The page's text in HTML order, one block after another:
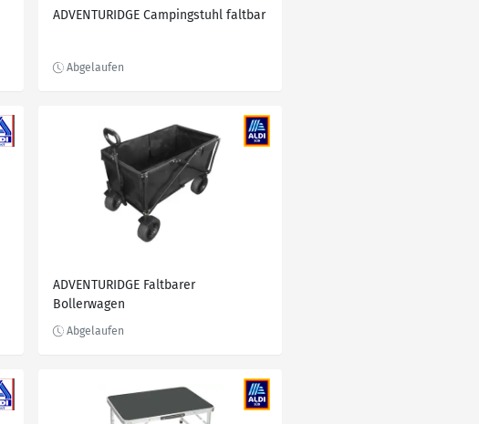
ADVENTURIDGE Campingstuhl faltbar
ADVENTURIDGE Faltbarer
Bollerwagen